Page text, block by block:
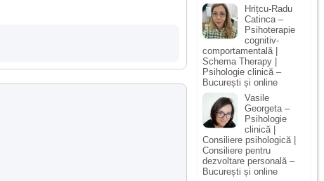
Hrițcu-Radu
Catinca –
Psihoterapie
cognitiv-
comportamentală |
Schema Therapy |
Psihologie clinică –
București și online
Vasile
Georgeta –
Psihologie
clinică |
Consiliere psihologică |
Consiliere pentru
dezvoltare personală –
București și online